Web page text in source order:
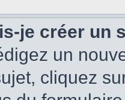
je créer un
un
cliquez